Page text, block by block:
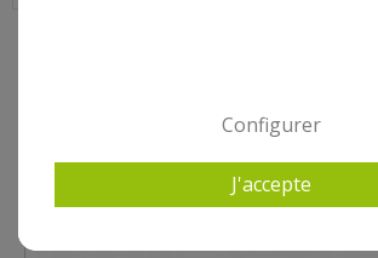
Configurer
J'accepte